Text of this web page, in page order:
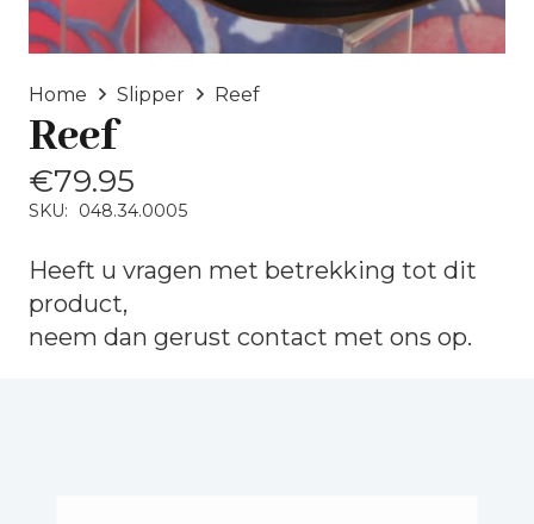
Home Slipper Reef
Reef
€79.95
SKU: 048.34.0005
Heeft u vragen met betrekking tot dit
product,
neem dan gerust contact met ons op.